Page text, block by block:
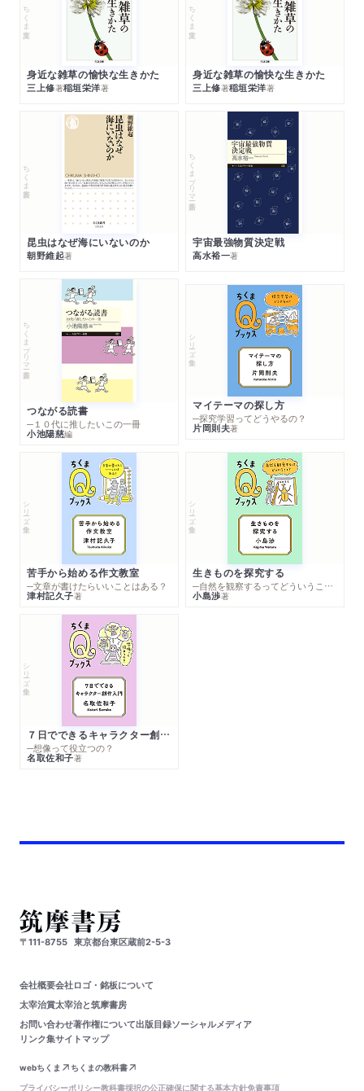
ちくま文庫
身近な雑草の愉快な生きかた
三上修著稲垣栄洋著
ちくま文庫
身近な雑草の愉快な生きかた
三上修著稲垣栄洋著
ちくま新書
昆虫はなぜ海にいないのか
朝野維起著
ちくまプリマー新書
宇宙最強物質決定戦
高水裕一著
ちくまプリマー新書
つながる読書
─１０代に推したいこの一冊
小池陽慈編
シリーズ・全集
マイテーマの探し方
─探究学習ってどうやるの？
片岡則夫著
シリーズ・全集
苦手から始める作文教室
─文章が書けたらいいことはある？
津村記久子著
シリーズ・全集
生きものを探究する
─自然を観察するってどういうこと？
小島渉著
シリーズ・全集
７日でできるキャラクター創作入門
─想像って役立つの？
名取佐和子著
〒111-8755 東京都台東区蔵前2-5-3
会社概要会社ロゴ・銘板について
太宰治賞太宰治と筑摩書房
お問い合わせ著作権について出版目録ソーシャルメディア
リンク集サイトマップ
webちくま
ちくまの教科書
プライバシーポリシー教科書採択の公正確保に関する基本方針免責事項